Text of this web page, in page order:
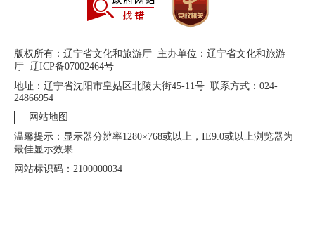
版权所有：辽宁省文化和旅游厅 主办单位：辽宁省文化和旅游
厅 辽ICP备07002464号
地址：辽宁省沈阳市皇姑区北陵大街45-11号 联系方式：024-
24866954
网站地图
温馨提示：显示器分辨率1280×768或以上，IE9.0或以上浏览器为
最佳显示效果
网站标识码：2100000034